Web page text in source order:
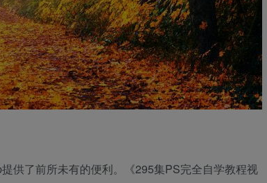
供了前所未有的便利。《295集PS完全自学教程视